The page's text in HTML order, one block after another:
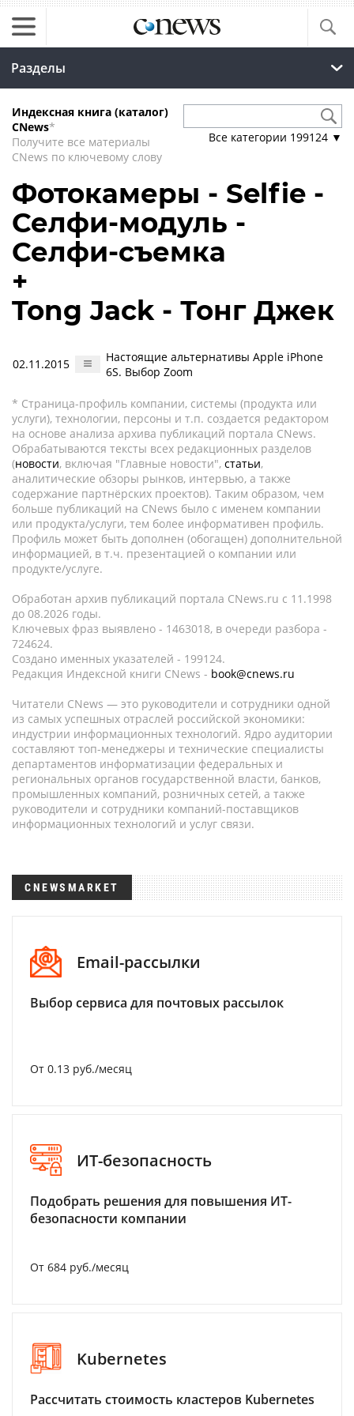
Разделы
Индексная книга (каталог)
CNews*
Получите все материалы
CNews по ключевому слову
Все категории 199124 ▼
Фотокамеры - Selfie -
Селфи-модуль -
Селфи-съемка
+
Tong Jack - Тонг Джек
02.11.2015
Настоящие альтернативы Apple iPhone
6S. Выбор Zoom
* Страница-профиль компании, системы (продукта или
услуги), технологии, персоны и т.п. создается редактором
на основе анализа архива публикаций портала CNews.
Обрабатываются тексты всех редакционных разделов
(новости, включая "Главные новости", статьи,
аналитические обзоры рынков, интервью, а также
содержание партнёрских проектов). Таким образом, чем
больше публикаций на CNews было с именем компании
или продукта/услуги, тем более информативен профиль.
Профиль может быть дополнен (обогащен) дополнительной
информацией, в т.ч. презентацией о компании или
продукте/услуге.
Обработан архив публикаций портала CNews.ru c 11.1998
до 08.2026 годы.
Ключевых фраз выявлено - 1463018, в очереди разбора -
724624.
Создано именных указателей - 199124.
Редакция Индексной книги CNews - book@cnews.ru
Читатели CNews — это руководители и сотрудники одной
из самых успешных отраслей российской экономики:
индустрии информационных технологий. Ядро аудитории
составляют топ-менеджеры и технические специалисты
департаментов информатизации федеральных и
региональных органов государственной власти, банков,
промышленных компаний, розничных сетей, а также
руководители и сотрудники компаний-поставщиков
информационных технологий и услуг связи.
CNEWSMARKET
Email-рассылки
Выбор сервиса для почтовых рассылок
От 0.13 руб./месяц
ИТ-безопасность
Подобрать решения для повышения ИТ-
безопасности компании
От 684 руб./месяц
Kubernetes
Рассчитать стоимость кластеров Kubernetes